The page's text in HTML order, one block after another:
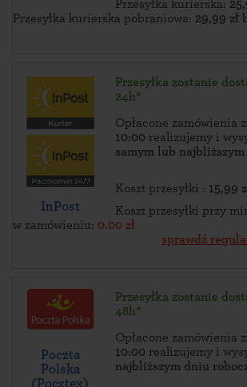
Przesyłka kurierska:
Przesyłka kurierska pobraniowa: 29,99 zł
InPost
Przesyłka zostanie
24h*
Opłacone zamówienia
10:00 realizujemy i
samym lub
Koszt przesyłki : 15,99
Koszt przesyłki przy
w zamówieniu: 0.00 zł
sprawdź
Poczta
Polska
(Pocztex)
Przesyłka zostanie
48h*
Opłacone zamówienia
10:00 realizujemy i
najbliższym dniu